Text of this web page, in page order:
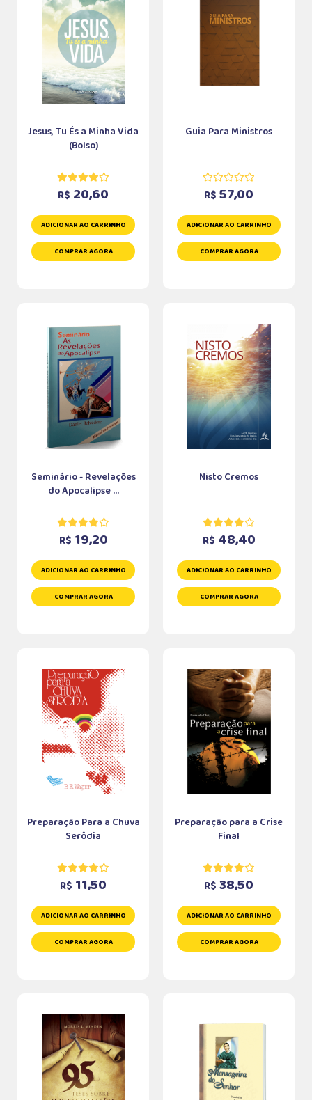
Jesus, Tu És a Minha Vida
(Bolso)
R$ 20,60
ADICIONAR AO CARRINHO
COMPRAR AGORA
Guia Para Ministros
R$ 57,00
ADICIONAR AO CARRINHO
COMPRAR AGORA
Seminário - Revelações
do Apocalipse ...
R$ 19,20
ADICIONAR AO CARRINHO
COMPRAR AGORA
Nisto Cremos
R$ 48,40
ADICIONAR AO CARRINHO
COMPRAR AGORA
Preparação Para a Chuva
Serôdia
R$ 11,50
ADICIONAR AO CARRINHO
COMPRAR AGORA
Preparação para a Crise
Final
R$ 38,50
ADICIONAR AO CARRINHO
COMPRAR AGORA